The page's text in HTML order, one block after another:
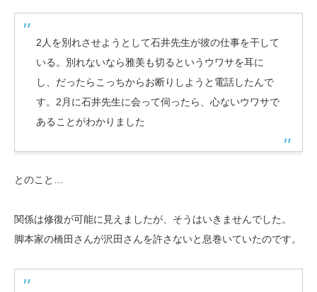
2人を別れさせようとして石井先生が彼の仕事を干して
いる。別れないなら雅美も切るというウワサを耳に
し、だったらこっちからお断りしようと電話したんで
す。2月に石井先生に会って伺ったら、心ないウワサで
あることがわかりました
とのこと…
関係は修復が可能に見えましたが、そうはいきませんでした。
脚本家の橋田さんが沢田さんを許さないと息巻いていたのです。